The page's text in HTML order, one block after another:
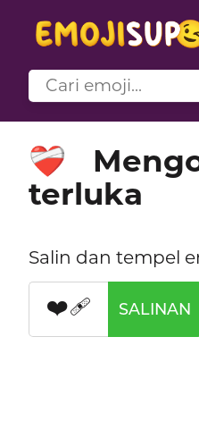
❤️‍🩹
terluka
Salin dan tempel
❤️‍🩹 SALINAN